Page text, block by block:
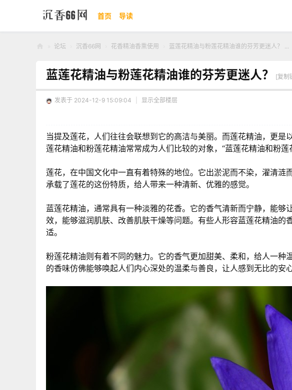
首页 导读
66
论坛 沉香66网 花香精油香熏使用 蓝莲花精油与粉莲花精油谁的芬芳更迷人？ ...
蓝莲花精油与粉莲花精油谁的芬芳更迷人？ [复制
发表于 2024-12-9 15:09:04 显示全部楼层
当提及莲花，人们往往会联想到它的高洁与美丽。而莲花精油，更
莲花精油和粉莲花精油常常成为人们比较的对象，“蓝莲花精油和粉
莲花，在中国文化中一直有着特殊的地位。它出淤泥而不染，濯清
承载了莲花的这份特质，给人带来一种清新、优雅的感觉。
蓝莲花精油，通常具有一种淡雅的花香。它的香气清新而宁静，能
效，能够滋润肌肤、改善肌肤干燥等问题。有些人形容蓝莲花精油
适。
粉莲花精油则有着不同的魅力。它的香气更加甜美、柔和，给人一
的香味仿佛能够唤起人们内心深处的温柔与善良，让人感到无比的安心